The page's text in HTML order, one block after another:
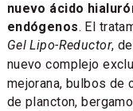
nuevo ácido
endógenos. El
Gel Lipo-Reductor,
nuevo complejo
mejorana, bulbos de
de plancton,